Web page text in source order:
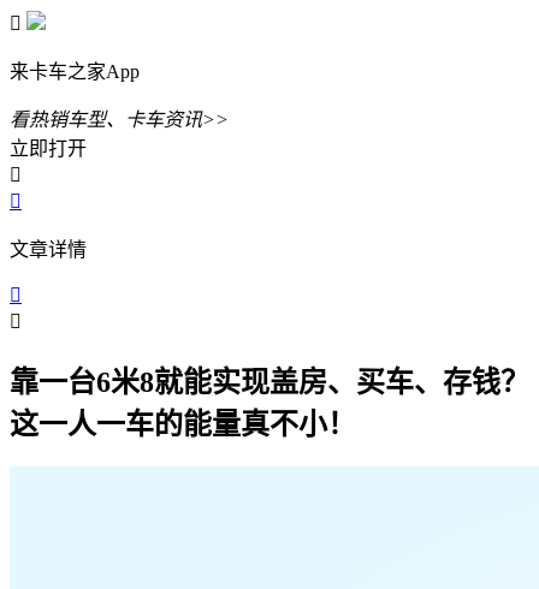

来卡车之家App
看热销车型、卡车资讯>>
立即打开


文章详情


靠一台6米8就能实现盖房、买车、存钱？
这一人一车的能量真不小！